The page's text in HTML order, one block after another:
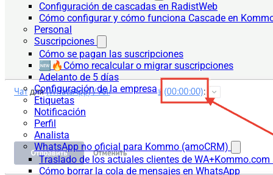
Configuración de cascadas en RadistWeb
Cómo configurar y cómo funciona Cascade en
Personal
Suscripciones
Cómo se pagan las suscripciones
🆕🔥Cómo recalcular o migrar suscripciones
Adelanto de 5 días
Configuración de la empresa
Etiquetas
Notificación
Perfil
Analista
WhatsApp no oficial para Kommo (amoCRM)
Traslado de los actuales clientes de
Cómo borrar la cola de mensajes en WhatsApp